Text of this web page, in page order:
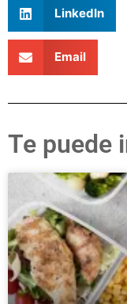
LinkedIn
Email
Te puede